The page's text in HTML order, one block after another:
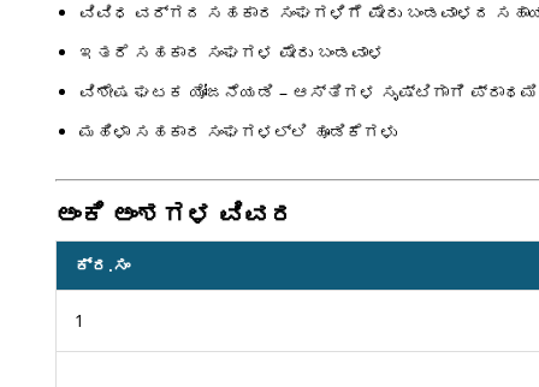
ವಿವಿಧ ವರ್ಗದ ಸಹಕಾರ ಸಂಘಗಳಿಗೆ ಷೇರು ಬಂಡವಾಳದ
ಇತರೆ ಸಹಕಾರ ಸಂಘಗಳ ಷೇರು ಬಂಡವಾಳ
ವಿಶೇಷ ಘಟಕ ಯೋಜನೆಯಡಿ – ಆಸ್ತಿಗಳ ಸೃಷ್ಟಿಗಾಗಿ ಪ್ರಾಥಮಿಕ
ಮಹಿಳಾ ಸಹಕಾರ ಸಂಘಗಳಲ್ಲಿ ಹೂಡಿಕೆಗಳು
ಅಂಕಿ ಅಂಶಗಳ ವಿವರ
ಕ್ರ.ಸಂ
1